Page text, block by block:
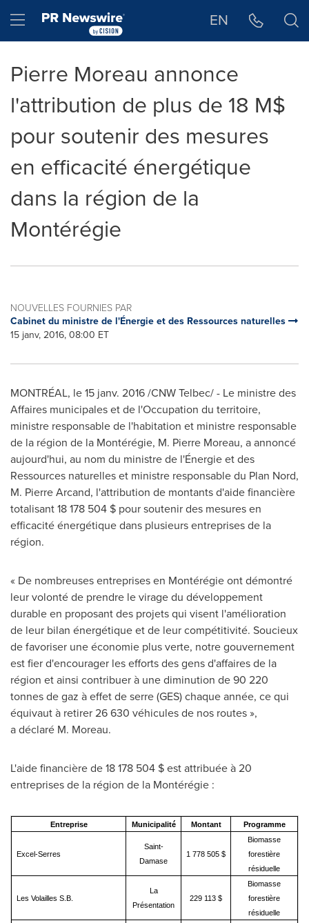
Hamburger menu EN
Pierre Moreau annonce
l'attribution de plus de 18 M$
pour soutenir des mesures
en efficacité énergétique
dans la région de la
Montérégie
NOUVELLES FOURNIES PAR
Cabinet du ministre de l'Énergie et des Ressources naturelles
15 janv, 2016, 08:00 ET
MONTRÉAL, le 15 janv. 2016 /CNW Telbec/ - Le ministre des
Affaires municipales et de l'Occupation du territoire,
ministre responsable de l'habitation et ministre responsable
de la région de la Montérégie, M. Pierre Moreau, a annoncé
aujourd'hui, au nom du ministre de l'Énergie et des
Ressources naturelles et ministre responsable du Plan Nord,
M. Pierre Arcand, l'attribution de montants d'aide financière
totalisant 18 178 504 $ pour soutenir des mesures en
efficacité énergétique dans plusieurs entreprises de la
région.
« De nombreuses entreprises en Montérégie ont démontré
leur volonté de prendre le virage du développement
durable en proposant des projets qui visent l'amélioration
de leur bilan énergétique et de leur compétitivité. Soucieux
de favoriser une économie plus verte, notre gouvernement
est fier d'encourager les efforts des gens d'affaires de la
région et ainsi contribuer à une diminution de 90 220
tonnes de gaz à effet de serre (GES) chaque année, ce qui
équivaut à retirer 26 630 véhicules de nos routes »,
a déclaré M. Moreau.
L'aide financière de 18 178 504 $ est attribuée à 20
entreprises de la région de la Montérégie :
Entreprise Municipalité Montant Programme
Excel-Serres
Saint-
Damase
1 778 505 $
Biomasse
forestière
résiduelle
Les Volailles S.B.
La
Présentation
229 113 $
Biomasse
forestière
résiduelle